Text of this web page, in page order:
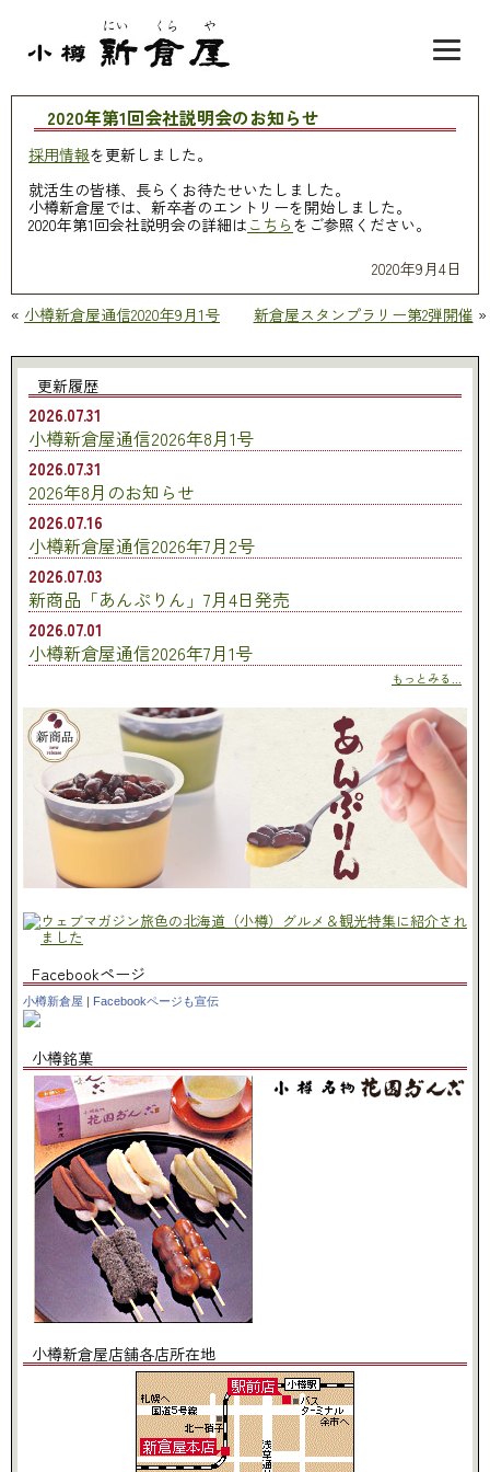
2020年第1回会社説明会のお知らせ
採用情報を更新しました。
就活生の皆様、長らくお待たせいたしました。
小樽新倉屋では、新卒者のエントリーを開始しました。
2020年第1回会社説明会の詳細は こちら をご参照ください。
2020年9月4日
« 小樽新倉屋通信2020年9月1号 新倉屋スタンプラリー第2弾開催 »
更新履歴
2026.07.31
小樽新倉屋通信2026年8月1号
2026.07.31
2026年8月のお知らせ
2026.07.16
小樽新倉屋通信2026年7月2号
2026.07.03
新商品「あんぷりん」7月4日発売
2026.07.01
小樽新倉屋通信2026年7月1号
もっとみる...
Facebookページ
小樽新倉屋 | Facebookページも宣伝
小樽銘菓
小樽新倉屋店舗各店所在地